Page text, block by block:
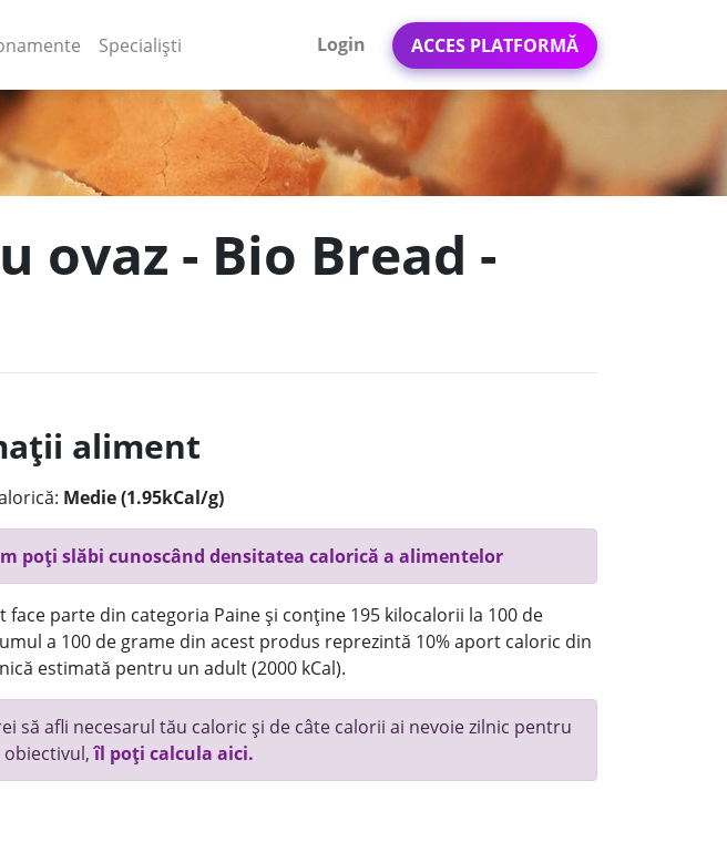
Specialiști Login ACCES PLATFORMĂ
ovaz - Bio Bread -
aliment
Medie (1.95kCal/g)
poți slăbi cunoscând densitatea calorică a alimentelor
face parte din categoria Paine și conține 195 kilocalorii la 100 de
a 100 de grame din acest produs reprezintă 10% aport caloric din
estimată pentru un adult (2000 kCal).
să afli necesarul tău caloric și de câte calorii ai nevoie zilnic pentru
obiectivul,îl poți calcula aici.